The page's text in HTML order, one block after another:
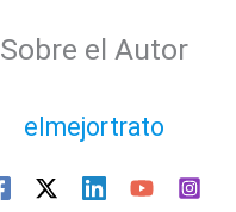
Sobre el Autor
elmejortrato